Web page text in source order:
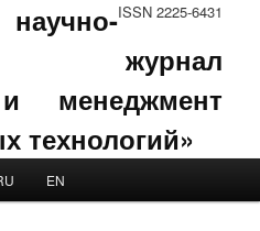
ISSN 2225-6431
журнал
менеджмент
технологий»
EN